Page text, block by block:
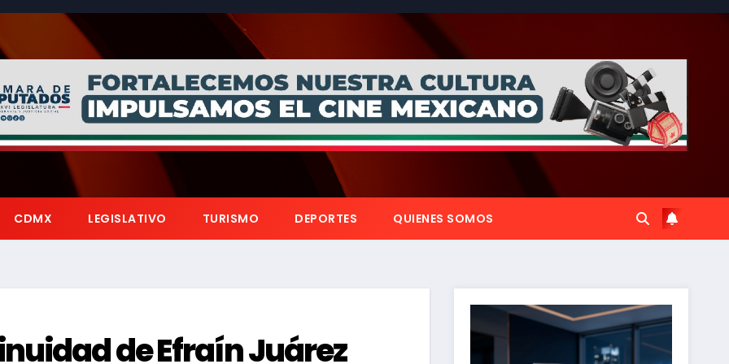
CDMX LEGISLATIVO TURISMO DEPORTES QUIENES SOMOS
de Efraín Juárez